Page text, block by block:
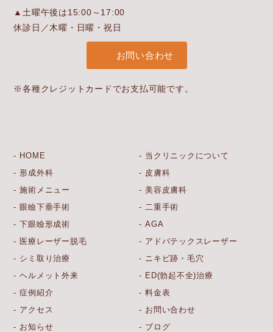
▲土曜午後は15:00～17:00
休診日／木曜・日曜・祝日
お問い合わせ
※各種クレジットカードでお支払可能です。
HOME
当クリニックについて
形成外科
皮膚科
施術メニュー
美容皮膚科
眼瞼下垂手術
二重手術
下眼瞼形成術
AGA
医療レーザー脱毛
アドバテックスレーザー
シミ取り治療
ニキビ跡・毛穴
ヘルメット外来
ED(勃起不全)治療
症例紹介
料金表
アクセス
お問い合わせ
お知らせ
ブログ